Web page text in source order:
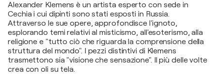
Alexander Klemens è un artista esperto con sede in
Cechia i cui dipinti sono stati esposti in Russia.
Attraverso le sue opere, approfondisce l'ignoto,
esplorando temi relativi al misticismo, all'esoterismo, alla
religione e "tutto ciò che riguarda la comprensione della
struttura del mondo". I pezzi distintivi di Klemens
trasmettono sia "visione che sensazione". Il più delle volte
crea con oli su tela.